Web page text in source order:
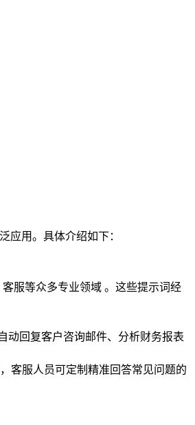
应用。具体介绍如下：
服等众多专业领域 。这些提示词经
动回复客户咨询邮件、分析财务报表
客服人员可定制精准回答常见问题的